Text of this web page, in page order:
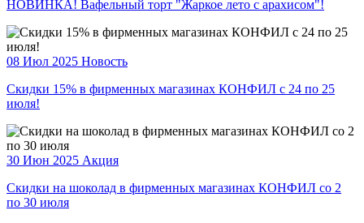
НОВИНКА! Вафельный торт "Жаркое лето с арахисом"!
08 Июл 2025 Новость
Скидки 15% в фирменных магазинах КОНФИЛ с 24 по 25
июля!
30 Июн 2025 Акция
Скидки на шоколад в фирменных магазинах КОНФИЛ со 2
по 30 июля